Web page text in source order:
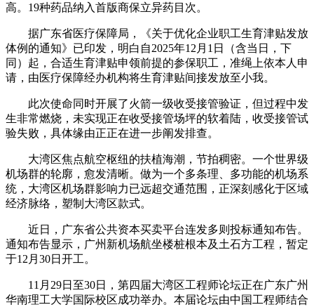
高。19种药品纳入首版商保立异药目次。
据广东省医疗保障局，《关于优化企业职工生育津贴发放
体例的通知》已印发，明白自2025年12月1日（含当日，下
同）起，合适生育津贴申领前提的参保职工，准绳上依本人申
请，由医疗保障经办机构将生育津贴间接发放至小我。
此次使命同时开展了火箭一级收受接管验证，但过程中发
生非常燃烧，未实现正在收受接管场坪的软着陆，收受接管试
验失败，具体缘由正正在进一步阐发排查。
大湾区焦点航空枢纽的扶植海潮，节拍稠密。一个世界级
机场群的轮廓，愈发清晰。做为一个多条理、多功能的机场系
统，大湾区机场群影响力已远超交通范围，正深刻感化于区域
经济脉络，塑制大湾区款式。
近日，广东省公共资本买卖平台连发多则投标通知布告。
通知布告显示，广州新机场航坐楼桩根本及土石方工程，暂定
于12月30日开工。
11月29日至30日，第四届大湾区工程师论坛正在广东广州
华南理工大学国际校区成功举办。本届论坛由中国工程师结合